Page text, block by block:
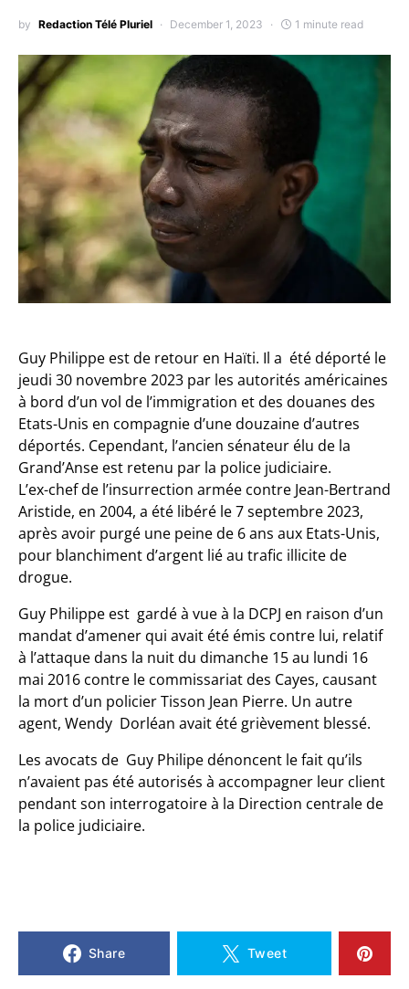
by Redaction Télé Pluriel December 1, 2023 1 minute read
Guy Philippe est de retour en Haïti. Il a été déporté le
jeudi 30 novembre 2023 par les autorités américaines
à bord d’un vol de l’immigration et des douanes des
Etats-Unis en compagnie d’une douzaine d’autres
déportés. Cependant, l’ancien sénateur élu de la
Grand’Anse est retenu par la police judiciaire.
L’ex-chef de l’insurrection armée contre Jean-Bertrand
Aristide, en 2004, a été libéré le 7 septembre 2023,
après avoir purgé une peine de 6 ans aux Etats-Unis,
pour blanchiment d’argent lié au trafic illicite de
drogue.
Guy Philippe est gardé à vue à la DCPJ en raison d’un
mandat d’amener qui avait été émis contre lui, relatif
à l’attaque dans la nuit du dimanche 15 au lundi 16
mai 2016 contre le commissariat des Cayes, causant
la mort d’un policier Tisson Jean Pierre. Un autre
agent, Wendy Dorléan avait été grièvement blessé.
Les avocats de Guy Philipe dénoncent le fait qu’ils
n’avaient pas été autorisés à accompagner leur client
pendant son interrogatoire à la Direction centrale de
la police judiciaire.
Share Tweet